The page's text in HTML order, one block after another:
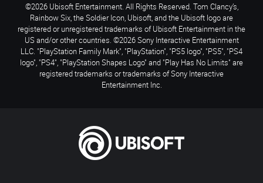
©2026 Ubisoft Entertainment. All Rights Reserved. Tom Clancy’s,
Rainbow Six, the Soldier Icon, Ubisoft, and the Ubisoft logo are
registered or unregistered trademarks of Ubisoft Entertainment in the
US and/or other countries. ©2026 Sony Interactive Entertainment
LLC. "PlayStation Family Mark", "PlayStation", "PS5 logo", "PS5", "PS4
logo", "PS4", "PlayStation Shapes Logo" and "Play Has No Limits" are
registered trademarks or trademarks of Sony Interactive
Entertainment Inc.